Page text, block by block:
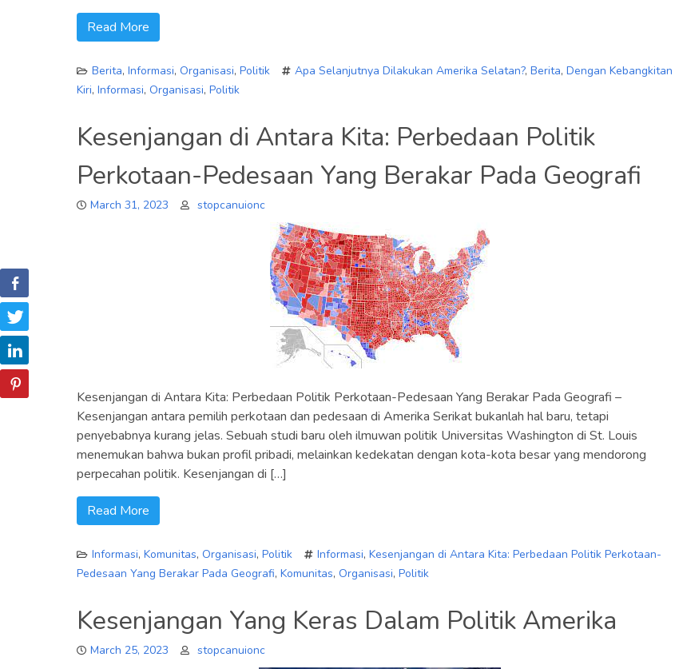
Read More
Berita, Informasi, Organisasi, Politik Apa Selanjutnya Dilakukan Amerika Selatan?, Berita, Dengan Kebangkitan
Kiri, Informasi, Organisasi, Politik
Kesenjangan di Antara Kita: Perbedaan Politik
Perkotaan-Pedesaan Yang Berakar Pada Geografi
March 31, 2023 stopcanuionc
Kesenjangan di Antara Kita: Perbedaan Politik Perkotaan-Pedesaan Yang Berakar Pada Geografi –
Kesenjangan antara pemilih perkotaan dan pedesaan di Amerika Serikat bukanlah hal baru, tetapi
penyebabnya kurang jelas. Sebuah studi baru oleh ilmuwan politik Universitas Washington di St. Louis
menemukan bahwa bukan profil pribadi, melainkan kedekatan dengan kota-kota besar yang mendorong
perpecahan politik. Kesenjangan di […]
Read More
Informasi, Komunitas, Organisasi, Politik Informasi, Kesenjangan di Antara Kita: Perbedaan Politik Perkotaan-
Pedesaan Yang Berakar Pada Geografi, Komunitas, Organisasi, Politik
Kesenjangan Yang Keras Dalam Politik Amerika
March 25, 2023 stopcanuionc